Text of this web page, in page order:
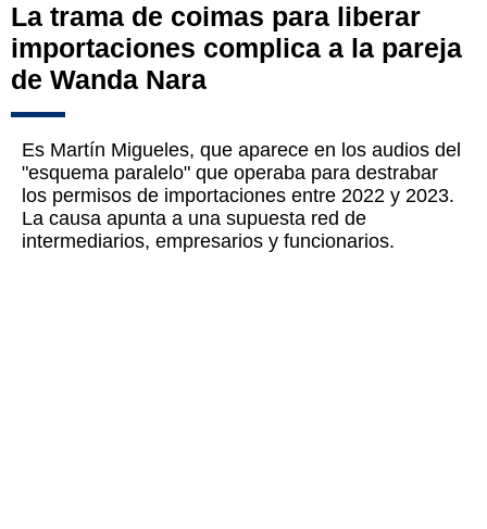
La trama de coimas para liberar
importaciones complica a la pareja
de Wanda Nara
Es Martín Migueles, que aparece en los audios del
"esquema paralelo" que operaba para destrabar
los permisos de importaciones entre 2022 y 2023.
La causa apunta a una supuesta red de
intermediarios, empresarios y funcionarios.